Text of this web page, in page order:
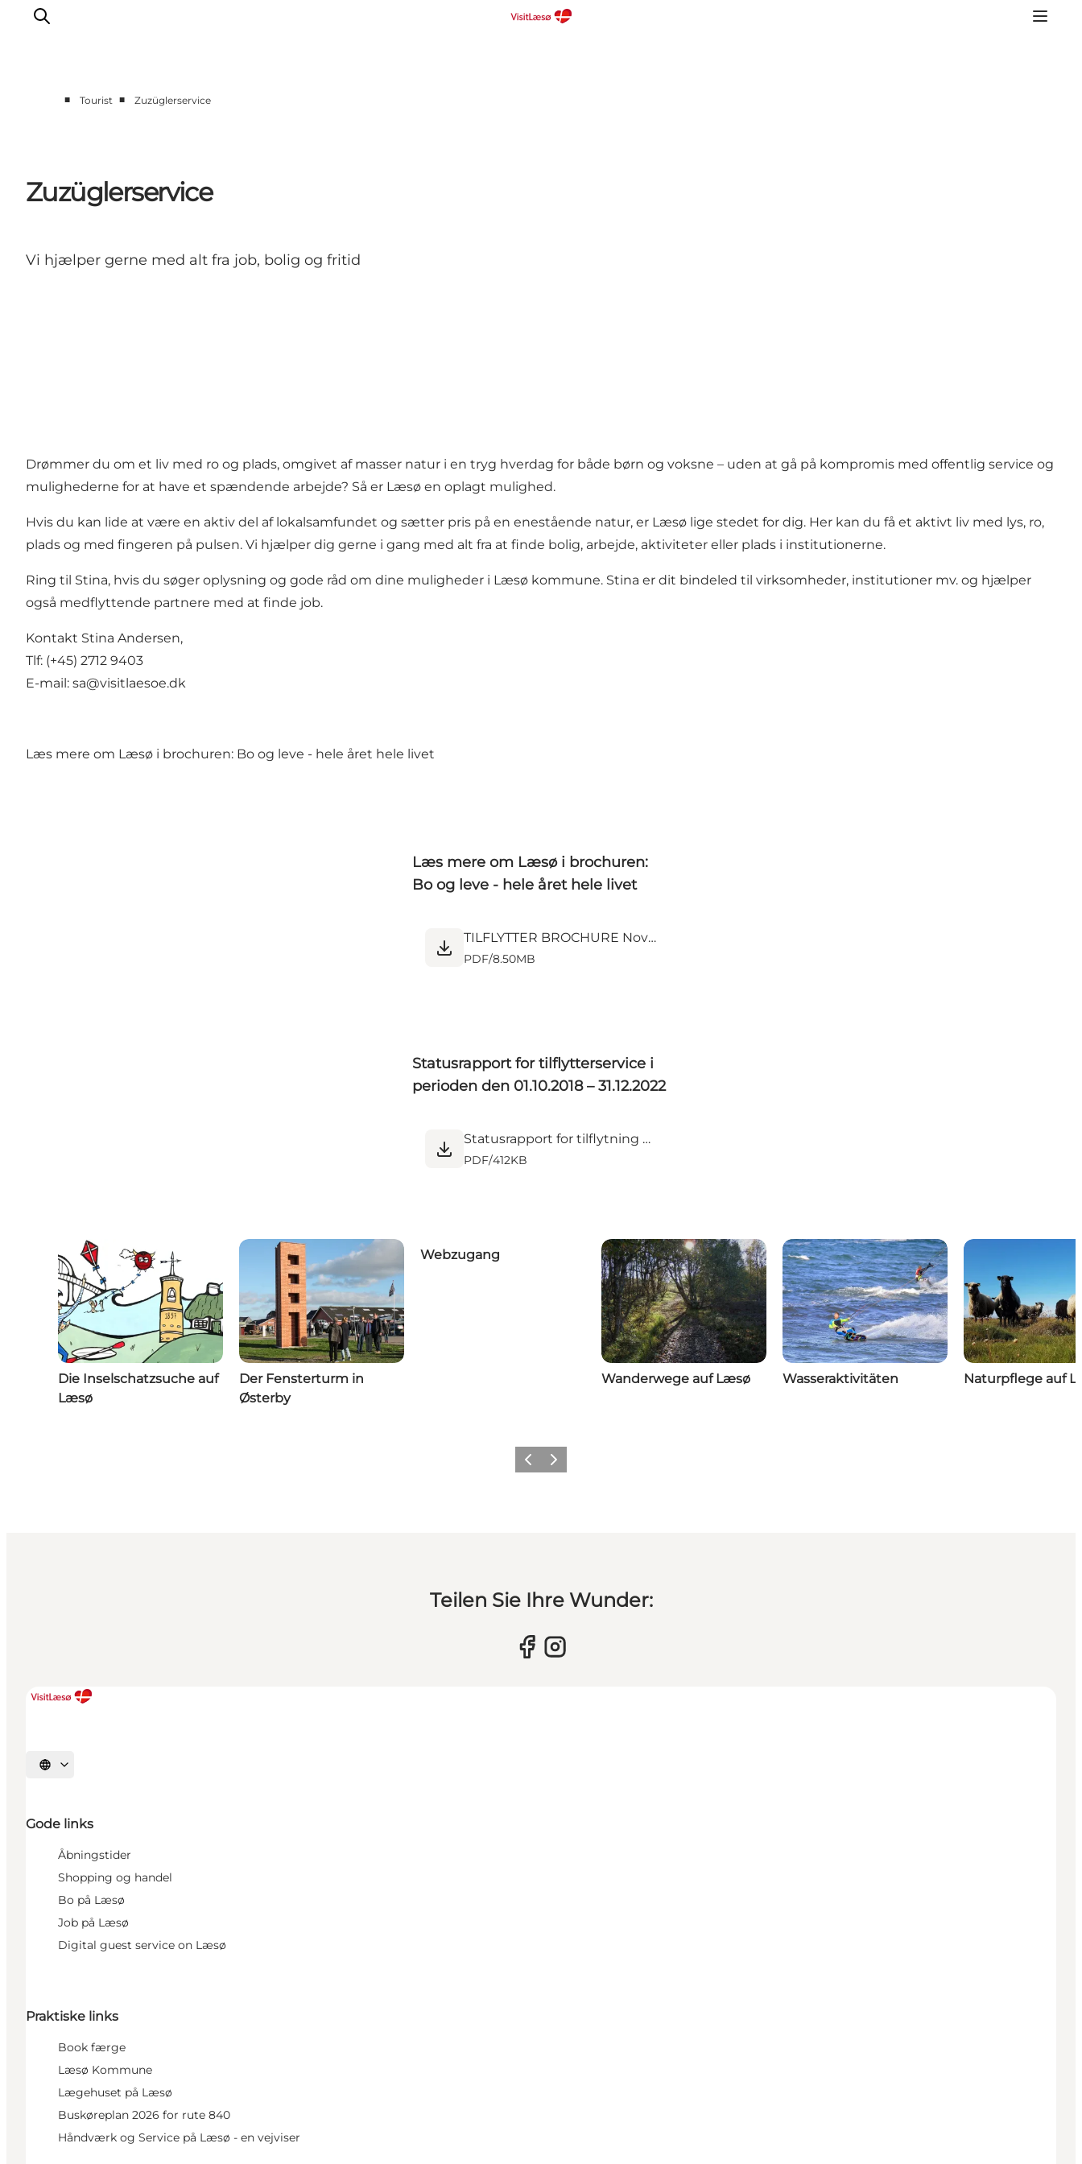
Erfahrungen
Planen Sie Ihre Reise
Restaurants
■ Tourist ■ Zuzüglerservice
Zuzüglerservice
Vi hjælper gerne med alt fra job, bolig og fritid
Drømmer du om et liv med ro og plads, omgivet af masser natur i en tryg hverdag for både børn og voksne – uden at gå på kompromis med offentlig service og
mulighederne for at have et spændende arbejde? Så er Læsø en oplagt mulighed.
Hvis du kan lide at være en aktiv del af lokalsamfundet og sætter pris på en enestående natur, er Læsø lige stedet for dig. Her kan du få et aktivt liv med lys, ro,
plads og med fingeren på pulsen. Vi hjælper dig gerne i gang med alt fra at finde bolig, arbejde, aktiviteter eller plads i institutionerne.
Ring til Stina, hvis du søger oplysning og gode råd om dine muligheder i Læsø kommune. Stina er dit bindeled til virksomheder, institutioner mv. og hjælper
også medflyttende partnere med at finde job.
Kontakt Stina Andersen,
Tlf: (+45) 2712 9403
E-mail: sa@visitlaesoe.dk
Læs mere om Læsø i brochuren: Bo og leve - hele året hele livet
Læs mere om Læsø i brochuren:
Bo og leve - hele året hele livet
TILFLYTTER BROCHURE November 2023.pdf
PDF/8.50MB
Statusrapport for tilflytterservice i
perioden den 01.10.2018 – 31.12.2022
Statusrapport for tilflytning 2023 & Q1-2024.pdf
PDF/412KB
Die Inselschatzsuche auf
Læsø
Der Fensterturm in
Østerby
Webzugang
Wanderwege auf Læsø Wasseraktivitäten Naturpflege auf
Vorherige Folie
Nächste Folie
Teilen Sie Ihre Wunder:
Sprache auswählen
Gode links
Åbningstider
Shopping og handel
Bo på Læsø
Job på Læsø
Digital guest service on Læsø
Praktiske links
Book færge
Læsø Kommune
Lægehuset på Læsø
Buskøreplan 2026 for rute 840
Håndværk og Service på Læsø - en vejviser